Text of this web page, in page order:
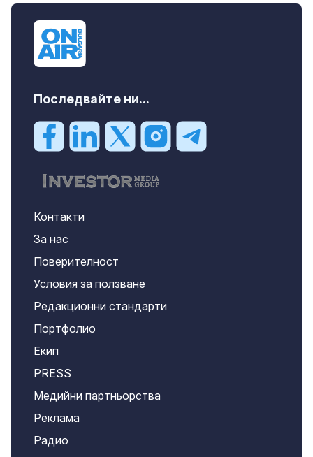
Последвайте ни...
Контакти
За нас
Поверителност
Условия за ползване
Редакционни стандарти
Портфолио
Екип
PRESS
Медийни партньорства
Реклама
Радио